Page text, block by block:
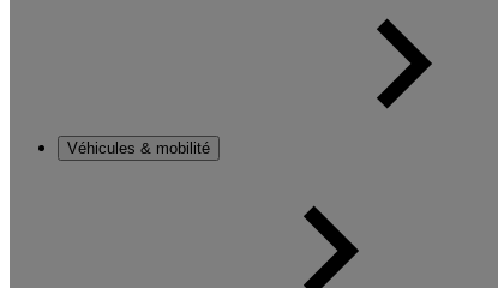
Véhicules & mobilité